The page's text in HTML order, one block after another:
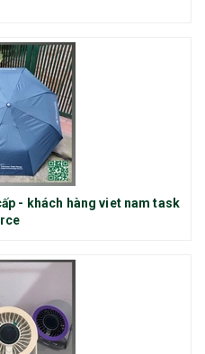
- khách hàng viet nam task